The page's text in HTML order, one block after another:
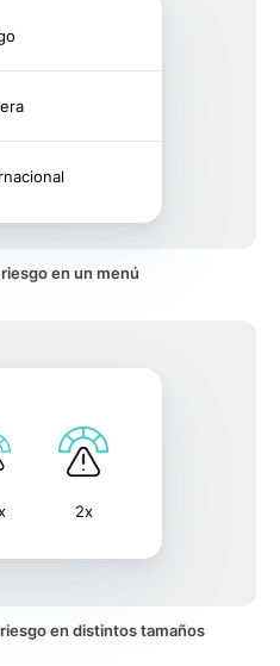
en un menú
2x
en distintos tamaños